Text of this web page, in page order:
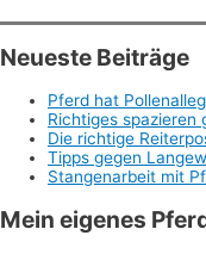
Neueste Beiträge
Pferd hat
Richtiges spazieren
Die richtige
Tipps gegen
Stangenarbeit mit
Mein eigenes